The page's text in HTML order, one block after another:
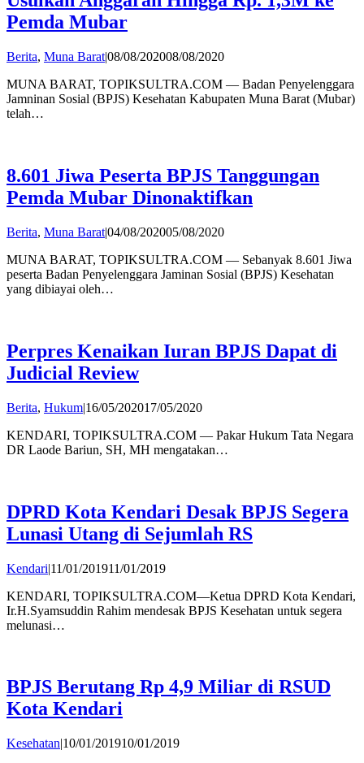
Pemda Mubar
Berita, Muna Barat|08/08/202008/08/2020by
MUNA BARAT, TOPIKSULTRA.COM — Badan Penyelenggara
Jamninan Sosial (BPJS) Kesehatan Kabupaten Muna Barat (Mubar)
telah…
8.601 Jiwa Peserta BPJS Tanggungan
Pemda Mubar Dinonaktifkan
Berita, Muna Barat|04/08/202005/08/2020by
MUNA BARAT, TOPIKSULTRA.COM — Sebanyak 8.601 Jiwa
peserta Badan Penyelenggara Jaminan Sosial (BPJS) Kesehatan
yang dibiayai oleh…
Perpres Kenaikan Iuran BPJS Dapat di
Judicial Review
Berita, Hukum|16/05/202017/05/2020by
KENDARI, TOPIKSULTRA.COM — Pakar Hukum Tata Negara
DR Laode Bariun, SH, MH mengatakan…
DPRD Kota Kendari Desak BPJS Segera
Lunasi Utang di Sejumlah RS
Kendari|11/01/201911/01/2019by
KENDARI, TOPIKSULTRA.COM—Ketua DPRD Kota Kendari,
Ir.H.Syamsuddin Rahim mendesak BPJS Kesehatan untuk segera
melunasi…
BPJS Berutang Rp 4,9 Miliar di RSUD
Kota Kendari
Kesehatan|10/01/201910/01/2019by